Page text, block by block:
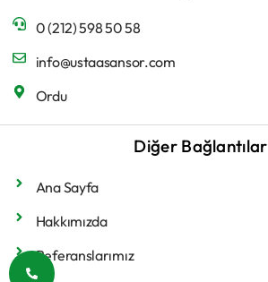
0 (212) 598 50 58
info@ustaasansor.com
Ordu
Diğer Bağlantılar
Ana Sayfa
Hakkımızda
Referanslarımız